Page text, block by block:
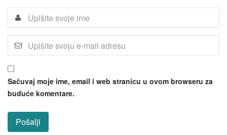
Sačuvaj moje ime, email i web stranicu u ovom browseru za
buduće komentare.